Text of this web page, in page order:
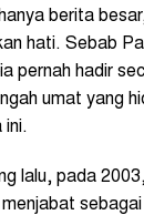
berita
hati. Sebab
pernah hadir
umat yang
ini.
lalu, pada
sebagai